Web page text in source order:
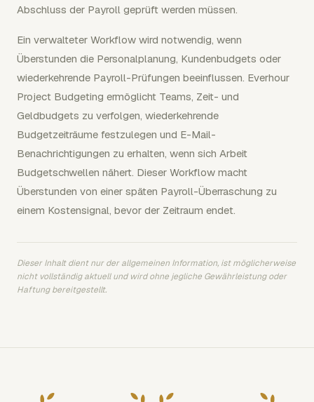
Abschluss der Payroll geprüft werden müssen.
Ein verwalteter Workflow wird notwendig, wenn
Überstunden die Personalplanung, Kundenbudgets oder
wiederkehrende Payroll-Prüfungen beeinflussen. Everhour
Project Budgeting ermöglicht Teams, Zeit- und
Geldbudgets zu verfolgen, wiederkehrende
Budgetzeiträume festzulegen und E-Mail-
Benachrichtigungen zu erhalten, wenn sich Arbeit
Budgetschwellen nähert. Dieser Workflow macht
Überstunden von einer späten Payroll-Überraschung zu
einem Kostensignal, bevor der Zeitraum endet.
Dieser Inhalt dient nur der allgemeinen Information, ist möglicherweise
nicht vollständig aktuell und wird ohne jegliche Gewährleistung oder
Haftung bereitgestellt.